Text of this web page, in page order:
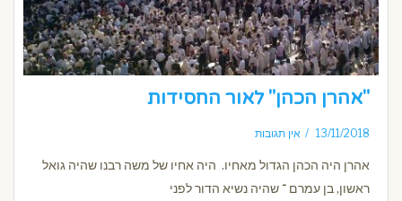
"אהרן הכהן" לאור החסידות
13/11/2018 אין תגובות
אהרן היה הכהן הגדול מאחיו. היה אחיו של משה רבנו שהיה גואל
ראשון, בן עמרם ־ שהיה נשיא הדור לפני